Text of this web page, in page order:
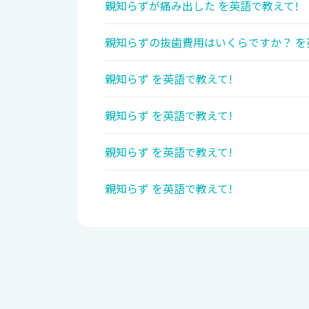
親知らずが痛み出した を英語で教えて!
親知らずの抜歯費用はいくらですか？
親知らず を英語で教えて!
親知らず を英語で教えて!
親知らず を英語で教えて!
親知らず を英語で教えて!